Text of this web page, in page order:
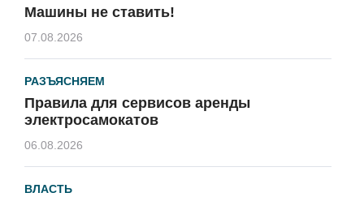
Машины не ставить!
07.08.2026
РАЗЪЯСНЯЕМ
Правила для сервисов аренды
электросамокатов
06.08.2026
ВЛАСТЬ